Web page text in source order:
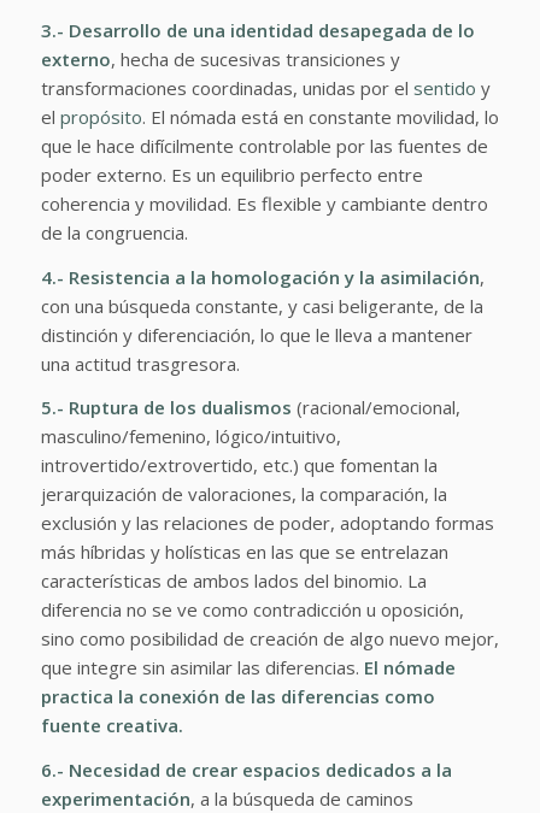
3.- Desarrollo de una identidad desapegada de lo
externo, hecha de sucesivas transiciones y
transformaciones coordinadas, unidas por el sentido y
el propósito. El nómada está en constante movilidad, lo
que le hace difícilmente controlable por las fuentes de
poder externo. Es un equilibrio perfecto entre
coherencia y movilidad. Es flexible y cambiante dentro
de la congruencia.
4.- Resistencia a la homologación y la asimilación,
con una búsqueda constante, y casi beligerante, de la
distinción y diferenciación, lo que le lleva a mantener
una actitud trasgresora.
5.- Ruptura de los dualismos (racional/emocional,
masculino/femenino, lógico/intuitivo,
introvertido/extrovertido, etc.) que fomentan la
jerarquización de valoraciones, la comparación, la
exclusión y las relaciones de poder, adoptando formas
más híbridas y holísticas en las que se entrelazan
características de ambos lados del binomio. La
diferencia no se ve como contradicción u oposición,
sino como posibilidad de creación de algo nuevo mejor,
que integre sin asimilar las diferencias. El nómade
practica la conexión de las diferencias como
fuente creativa.
6.- Necesidad de crear espacios dedicados a la
experimentación, a la búsqueda de caminos